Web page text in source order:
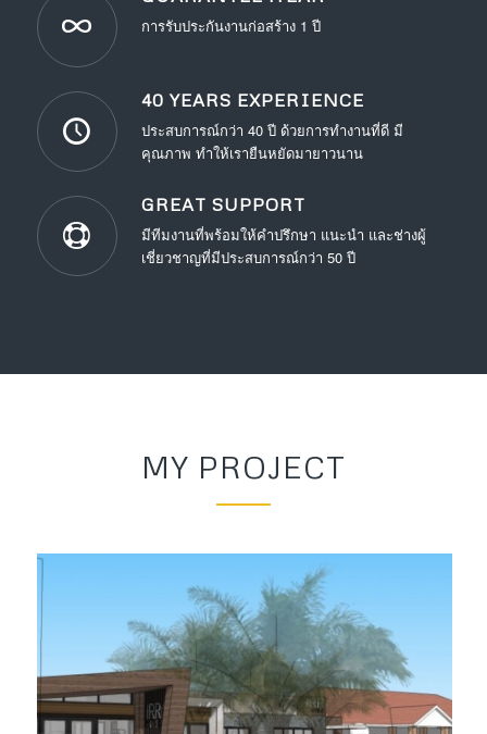
การรับประกันงานก่อสร้าง 1 ปี
40 YEARS EXPERIENCE
ประสบการณ์กว่า 40 ปี ด้วยการทำงานที่ดี มี
คุณภาพ ทำให้เรายืนหยัดมายาวนาน
GREAT SUPPORT
มีทีมงานที่พร้อมให้คำปรึกษา แนะนำ และช่างผู้
เชี่ยวชาญที่มีประสบการณ์กว่า 50 ปี
MY PROJECT